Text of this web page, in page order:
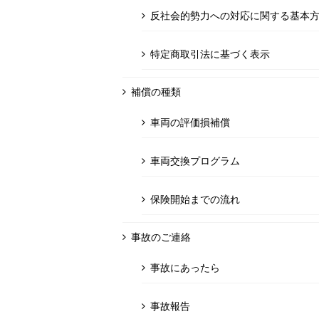
反社会的勢力への対応に関する基本
特定商取引法に基づく表示
補償の種類
車両の評価損補償
車両交換プログラム
保険開始までの流れ
事故のご連絡
事故にあったら
事故報告